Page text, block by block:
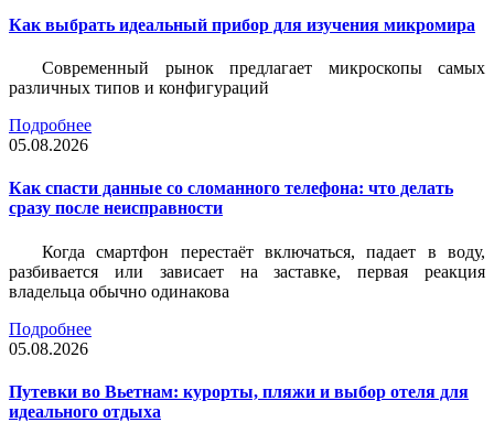
Как выбрать идеальный прибор для изучения микромира
Современный рынок предлагает микроскопы самых
различных типов и конфигураций
Подробнее
05.08.2026
Как спасти данные со сломанного телефона: что делать
сразу после неисправности
Когда смартфон перестаёт включаться, падает в воду,
разбивается или зависает на заставке, первая реакция
владельца обычно одинакова
Подробнее
05.08.2026
Путевки во Вьетнам: курорты, пляжи и выбор отеля для
идеального отдыха